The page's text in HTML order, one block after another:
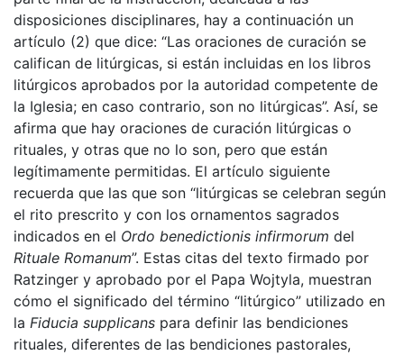
disposiciones disciplinares, hay a continuación un
artículo (2) que dice: “Las oraciones de curación se
califican de litúrgicas, si están incluidas en los libros
litúrgicos aprobados por la autoridad competente de
la Iglesia; en caso contrario, son no litúrgicas”. Así, se
afirma que hay oraciones de curación litúrgicas o
rituales, y otras que no lo son, pero que están
legítimamente permitidas. El artículo siguiente
recuerda que las que son “litúrgicas se celebran según
el rito prescrito y con los ornamentos sagrados
indicados en el Ordo benedictionis infirmorum del
Rituale Romanum”. Estas citas del texto firmado por
Ratzinger y aprobado por el Papa Wojtyla, muestran
cómo el significado del término “litúrgico” utilizado en
la Fiducia supplicans para definir las bendiciones
rituales, diferentes de las bendiciones pastorales,